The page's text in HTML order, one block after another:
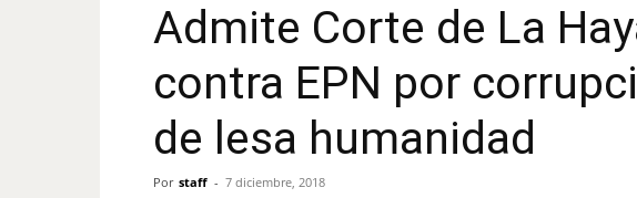
Admite Corte de La
contra EPN por
de lesa humanidad
Por staff - 7 diciembre, 2018